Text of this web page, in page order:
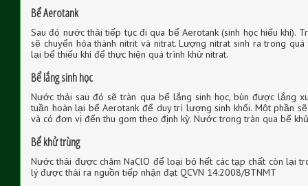
Bể Aerotank
Sau đó nước thải tiếp tục đi qua bể Aerotank (sinh học hiếu khí).
sẽ chuyển hóa thành nitrit và nitrat. Lượng nitrat sinh ra trong
lại bể thiếu khí để thực hiện quá trình khử nitrat.
Bể lắng sinh học
Nước thải sau đó sẽ tràn qua bể lắng sinh học, bùn được lắng
tuần hoàn lại bể Aerotank để duy trì lượng sinh khối. Một phần
và có đơn vị đến thu gom theo định kỳ. Nước trong tràn qua bể
Bể khử trùng
Nước thải được châm NaClO để loại bỏ hết các tạp chất còn lại
lý được thải ra nguồn tiếp nhận đạt QCVN 14:2008/BTNMT